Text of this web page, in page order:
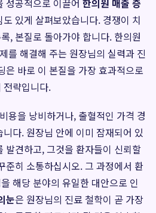
성공적으로 이끌어 한의원 매출 증
있게 살펴보았습니다. 경쟁이 치
, 본질로 돌아가야 합니다. 한의원
를 해결해 주는 원장님의 실력과 진
은 바로 이 본질을 가장 효과적으로
전략입니다.
용을 낭비하거나, 출혈적인 가격 경
다. 원장님 안에 이미 잠재되어 있
발견하고, 그것을 환자들이 신뢰할
준히 소통하십시오. 그 과정에서 환
해당 분야의 유일한 대안으로 인
눈은 원장님의 진료 철학이 곧 가장